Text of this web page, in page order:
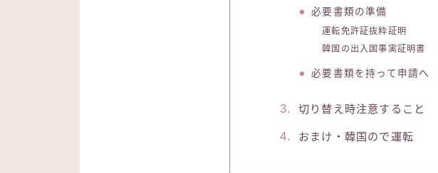
必要書類の準備
運転免許証抜粋証明
韓国の出入国事実証明書
必要書類を持って申請へ
切り替え時注意すること
おまけ・韓国ので運転